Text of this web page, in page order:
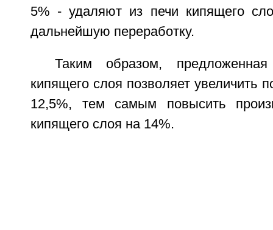
5% - удаляют из печи кипящего
дальнейшую переработку.
Таким образом,
кипящего слоя позволяет увеличить
12,5%, тем самым повысить
кипящего слоя на 14%.